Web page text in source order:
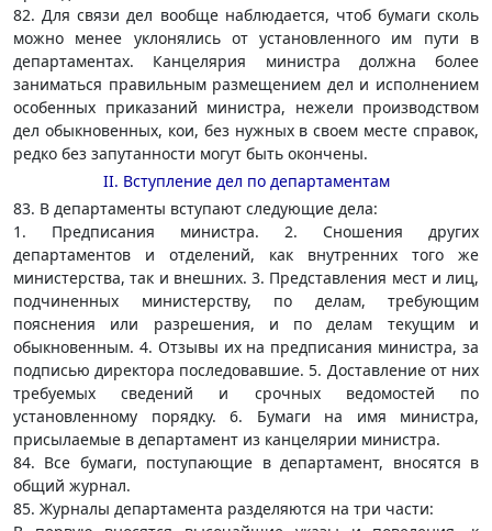
82. Для связи дел вообще наблюдается, чтоб бумаги сколь
можно менее уклонялись от установленного им пути в
департаментах. Канцелярия министра должна более
заниматься правильным размещением дел и исполнением
особенных приказаний министра, нежели производством
дел обыкновенных, кои, без нужных в своем месте справок,
редко без запутанности могут быть окончены.
II. Вступление дел по департаментам
83. В департаменты вступают следующие дела:
1. Предписания министра. 2. Сношения других
департаментов и отделений, как внутренних того же
министерства, так и внешних. 3. Представления мест и лиц,
подчиненных министерству, по делам, требующим
пояснения или разрешения, и по делам текущим и
обыкновенным. 4. Отзывы их на предписания министра, за
подписью директора последовавшие. 5. Доставление от них
требуемых сведений и срочных ведомостей по
установленному порядку. 6. Бумаги на имя министра,
присылаемые в департамент из канцелярии министра.
84. Все бумаги, поступающие в департамент, вносятся в
общий журнал.
85. Журналы департамента разделяются на три части: